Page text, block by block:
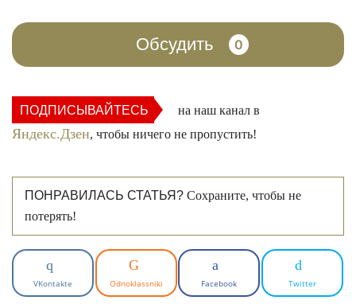
Обсудить 0
ПОДПИСЫВАЙТЕСЬ на наш канал в
Яндекс.Дзен, чтобы ничего не пропустить!
ПОНРАВИЛАСЬ СТАТЬЯ? Сохраните, чтобы не
потерять!
VKontakte Odnoklassniki Facebook Twitter